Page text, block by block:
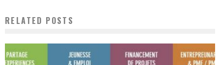
RELATED POSTS